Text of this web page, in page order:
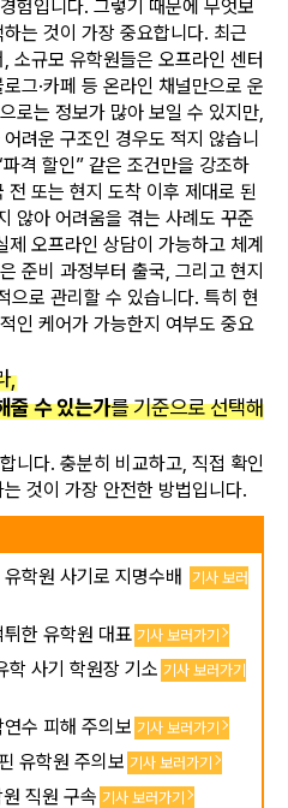
험입니다. 그렇기 때문에 무엇보
는 것이 가장 중요합니다. 최근
소규모 유학원들은 오프라인 센터
그·카페 등 온라인 채널만으로 운
로는 정보가 많아 보일 수 있지만,
려운 구조인 경우도 적지 않습니
격 할인” 같은 조건만을 강조하
또는 현지 도착 이후 제대로 된
않아 어려움을 겪는 사례도 꾸준
오프라인 상담이 가능하고 체계
준비 과정부터 출국, 그리고 현지
으로 관리할 수 있습니다. 특히 현
인 케어가 가능한지 여부도 중요
,
줄 수 있는가를 기준으로 선택해
니다. 충분히 비교하고, 직접 확인
것이 가장 안전한 방법입니다.
학원 사기로 지명수배 기사 보러
한 유학원 대표 기사 보러가기
학 사기 학원장 기소 기사 보러가기
수 피해 주의보 기사 보러가기
유학원 주의보 기사 보러가기
직원 구속 기사 보러가기